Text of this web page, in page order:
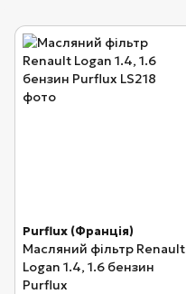
Purflux (Франція)
Масляний фільтр Renault
Logan 1.4, 1.6 бензин
Purflux